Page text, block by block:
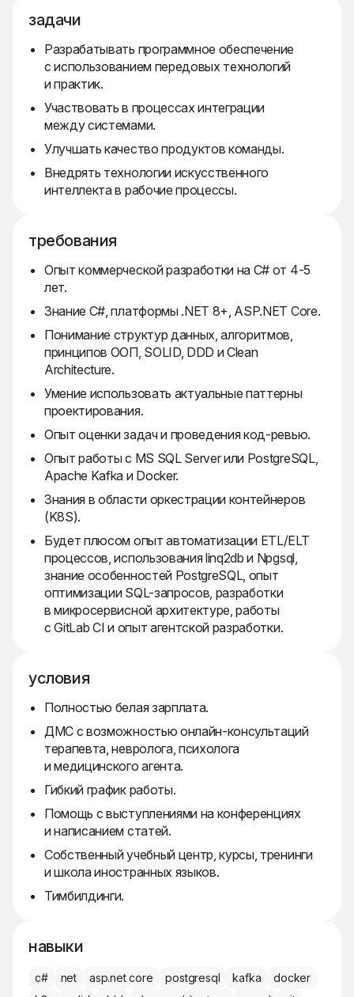
задачи
Разрабатывать программное обеспечение
с использованием передовых технологий
и практик.
Участвовать в процессах интеграции
между системами.
Улучшать качество продуктов команды.
Внедрять технологии искусственного
интеллекта в рабочие процессы.
требования
Опыт коммерческой разработки на C# от 4-5
лет.
Знание C#, платформы .NET 8+, ASP.NET Core.
Понимание структур данных, алгоритмов,
принципов ООП, SOLID, DDD и Clean
Architecture.
Умение использовать актуальные паттерны
проектирования.
Опыт оценки задач и проведения код-ревью.
Опыт работы с MS SQL Server или PostgreSQL,
Apache Kafka и Docker.
Знания в области оркестрации контейнеров
(K8S).
Будет плюсом опыт автоматизации ETL/ELT
процессов, использования linq2db и Npgsql,
знание особенностей PostgreSQL, опыт
оптимизации SQL-запросов, разработки
в микросервисной архитектуре, работы
с GitLab CI и опыт агентской разработки.
условия
Полностью белая зарплата.
ДМС с возможностью онлайн-консультаций
терапевта, невролога, психолога
и медицинского агента.
Гибкий график работы.
Помощь с выступлениями на конференциях
и написанием статей.
Собственный учебный центр, курсы, тренинги
и школа иностранных языков.
Тимбилдинги.
навыки
c# net asp.net core postgresql kafka
docker